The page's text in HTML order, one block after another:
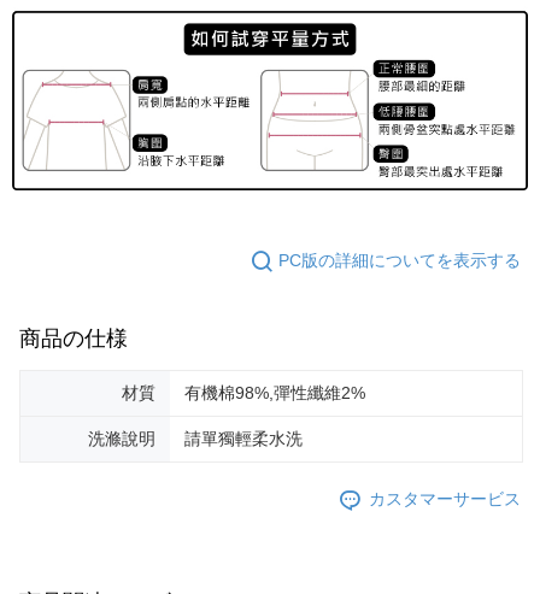
PC版の詳細についてを表示する
商品の仕様
材質 有機棉98%,彈性纖維2%
洗滌說明 請單獨輕柔水洗
カスタマーサービス